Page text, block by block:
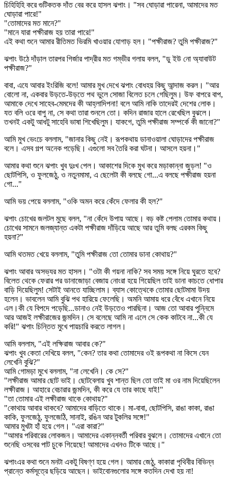
চিহিহিহি করে গুটিকতক দাঁত বের করে হাসল ঝপাং। "সব ঘোড়ারা পারেনা, আমাদের মত
ঘোড়ারা পারে!"
"তোমাদের মত মানে?"
"মানে যারা পক্ষীরাজ হয় তারা পারে!"
এই কথা শুনে আমার রীতিমত ভিরমি খাওয়ার যোগাড় হল। "পক্ষীরাজ? তুমি পক্ষীরাজ?"
ঝপাং উঠে দাঁড়াল তারপর গির্জার পাদ্রীর মত গম্ভীর গলায় বলল, "ডু ইউ নো অ্যাবাউট
পক্ষীরাজ?"
বাবা, এযে আবার ইংরিজি বলে! আমার মুখ দেখে ঝপাং বোধহয় কিছু আন্দাজ করল। "আর
বোলো না, একবার উড়তে-উড়তে পথ ভুলে সোজা বিলেত চলে গেছিলুম। উফ বাপরে বাপ,
আমাকে দেখে সাহেব-মেমদের কী আহ্লাদিপনা! বলে আমি নাকি তাদেরই দেশের লোক।
যত বলি ওরে বাপু না, সে কথা তারা শুনলে তো। কদিন রাজার হালে রেখেছিল বুঝলে।
তখনই একটু আধটু সাহেবি ভাষা শিখেছিলুম। যাকগে, তুমি পক্ষীরাজ সম্পর্কে কী জানো?"
আমি মুখ ভেংচে বললাম, "জানার কিছু নেই। রূপকথায় ডানাওয়ালা ঘোড়াদের পক্ষীরাজ
বলে। এসব গল্প অনেক পড়েছি। এগুলো সব তৈরি করা ঘটনা। আসলে হয়না।"
আমার কথা শুনে ঝপাং খুব দুঃখ পেল। আকাশের দিকে মুখ করে মড়াকান্না জুড়ল! "ও
ছোটপিসি, ও ফুলজেঠু, ও নতুনমামা, এ ছেলেটা কী বলছে গো...এ বলছে পক্ষীরাজ হয়না
গো..."
আমি ভয় পেয়ে বললাম, "ওকি অমন করে কেঁদে ফেলার কী হল?"
ঝপাং চোখের জলটল মুছে বলল, "না কেঁদে উপায় আছে। বড় কষ্ট পেলাম তোমার কথায়।
চোখের সামনে জলজ্যান্ত একটা পক্ষীরাজ দাঁড়িয়ে আছে আর তুমি বলছ এরকম কিছু
হয়না?"
আমি থতমত খেয়ে বললাম, "তুমি পক্ষীরাজ তো তোমার ডানা কোথায়?"
ঝপাং আবার অসভ্যর মত হাসল। "ওটা কী গয়না নাকি? সব সময় সঙ্গে নিয়ে ঘুরতে হবে?
বিলেত থেকে ফেরার পর ডানাজোড়া বেজায় নোংরা হয়ে গিয়েছিল তাই ডানা কাচতে ধোপার
বাড়ি দিয়েছিলুম! সেটাই আনতে যাচ্ছিলাম। ব্যাস কোত্থেকে তোমার ছোটমামা উদয়
হলেন। ভাবলেন আমি বুঝি পথ হারিয়ে ফেলেছি। অমনি আমায় ধরে বেঁধে এখানে নিয়ে
এল।কী যে বিপদে পড়েছি...ডানাও নেই উড়তেও পারছিনা। আজ তো আবার পুন্নিমে
আর আজই লক্ষীরাজের জন্মদিন। সে বলেছে আমি না এলে সে কেক কাটবে না...কী যে
করি!" ঝপাং চিন্তিত মুখে পায়চারি করতে লাগল।
আমি বললাম, "এই লক্ষিরাজ আবার কে?"
ঝপাং খুব কেতা দেখিয়ে বলল, "কেন? তার কথা তোমাদের ওই রূপকথা না কিসে যেন
লেখেনি বুঝি?"
আমি গোমড়া মুখে বললাম, "না লেখেনি। কে সে?"
"লক্ষীরাজ আমার ছোট ভাই। ছোটবেলায় খুব শান্ত ছিল তো তাই মা ওর নাম দিয়েছিলেন
লক্ষীরাজ। আহারে বেচারার জন্মদিন, কী করে যে তার কাছে যাই!"
"তা তোমার এই লক্ষীরাজ থাকে কোথায়?"
"কোথায় আবার থাকবে? আমাদের বাড়িতে থাকে। মা-বাবা, ছোটপিসি, রাঙা কাকা, রাঙা
কাকি, ফুলজেঠু, ফুলজেঠি, সানাই, রঙিন আর টুকলির সঙ্গে!"
আমার মুখটা হাঁ হয়ে গেল। "এরা কারা?"
"আমার পরিবারের লোকজন। আমাদের একান্নবর্তী পরিবার বুঝলে। তোমাদের এখানে তো
শুনেছি ওসবের পাট চুকে গিয়েছে! আমাদের এখনও টিকে আছে।"
ঝপাংএর কথা শুনে মনটা একটু বিষণ্ণ হয়ে গেল। আমার জেঠু, কাকারা পৃথিবীর বিভিন্ন
প্রান্তে কর্মসূত্রে ছড়িয়ে আছেন। ভাইবোনগুলোর সঙ্গে কতদিন দেখা হয় না!